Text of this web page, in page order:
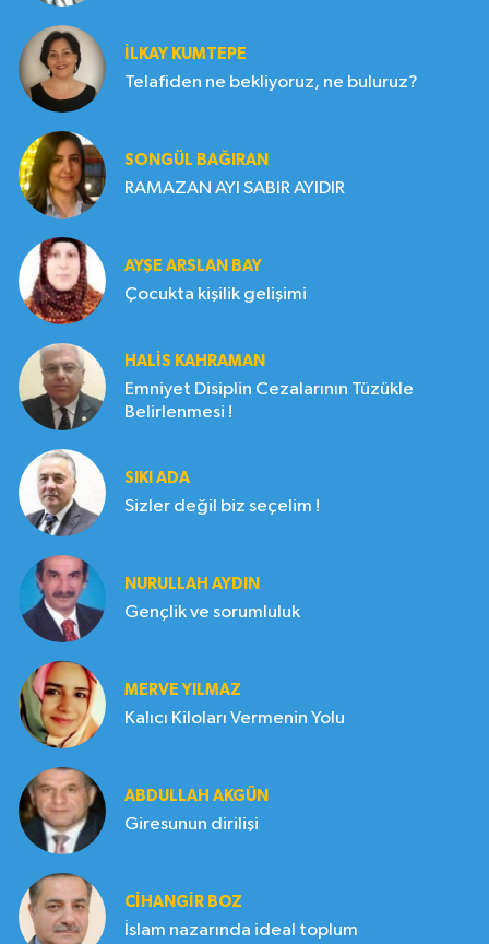
İLKAY KUMTEPE
Telafiden ne bekliyoruz, ne buluruz?
SONGÜL BAĞIRAN
RAMAZAN AYI SABIR AYIDIR
AYŞE ARSLAN BAY
Çocukta kişilik gelişimi
HALIS KAHRAMAN
Emniyet Disiplin Cezalarının Tüzükle
Belirlenmesi !
SIKI ADA
Sizler değil biz seçelim !
NURULLAH AYDIN
Gençlik ve sorumluluk
MERVE YILMAZ
Kalıcı Kiloları Vermenin Yolu
ABDULLAH AKGÜN
Giresunun dirilişi
CIHANGIR BOZ
İslam nazarında ideal toplum